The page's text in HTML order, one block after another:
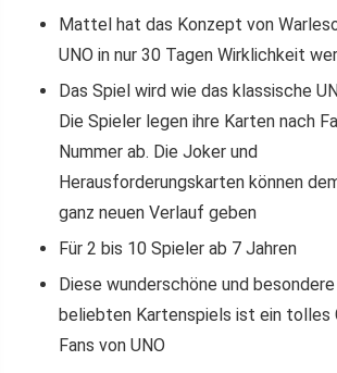
Mattel hat das Konzept von
UNO in nur 30 Tagen Wirklichkeit
Das Spiel wird wie das klassische
Die Spieler legen ihre Karten nach
Nummer ab. Die Joker und
Herausforderungskarten können
ganz neuen Verlauf geben
Für 2 bis 10 Spieler ab 7 Jahren
Diese wunderschöne und
beliebten Kartenspiels ist ein tolles
Fans von UNO